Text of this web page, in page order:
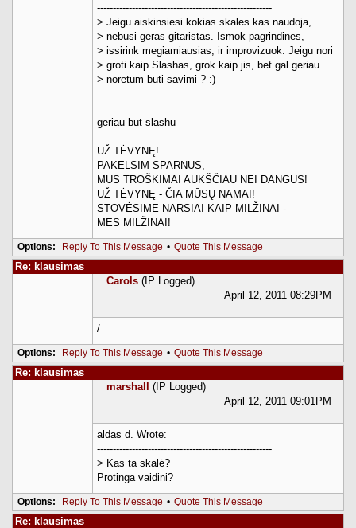
-------------------------------------------------------
> Jeigu aiskinsiesi kokias skales kas naudoja,
> nebusi geras gitaristas. Ismok pagrindines,
> issirink megiamiausias, ir improvizuok. Jeigu nori
> groti kaip Slashas, grok kaip jis, bet gal geriau
> noretum buti savimi ? :)
geriau but slashu
UŽ TĖVYNĘ!
PAKELSIM SPARNUS,
MŪS TROŠKIMAI AUKŠČIAU NEI DANGUS!
UŽ TĖVYNĘ - ČIA MŪSŲ NAMAI!
STOVĖSIME NARSIAI KAIP MILŽINAI -
MES MILŽINAI!
Options: Reply To This Message • Quote This Message
Re: klausimas
Carols (IP Logged)
April 12, 2011 08:29PM
/
Options: Reply To This Message • Quote This Message
Re: klausimas
marshall
(IP Logged)
April 12, 2011 09:01PM
aldas d. Wrote:
-------------------------------------------------------
> Kas ta skalė?
Protinga vaidini?
Options: Reply To This Message • Quote This Message
Re: klausimas